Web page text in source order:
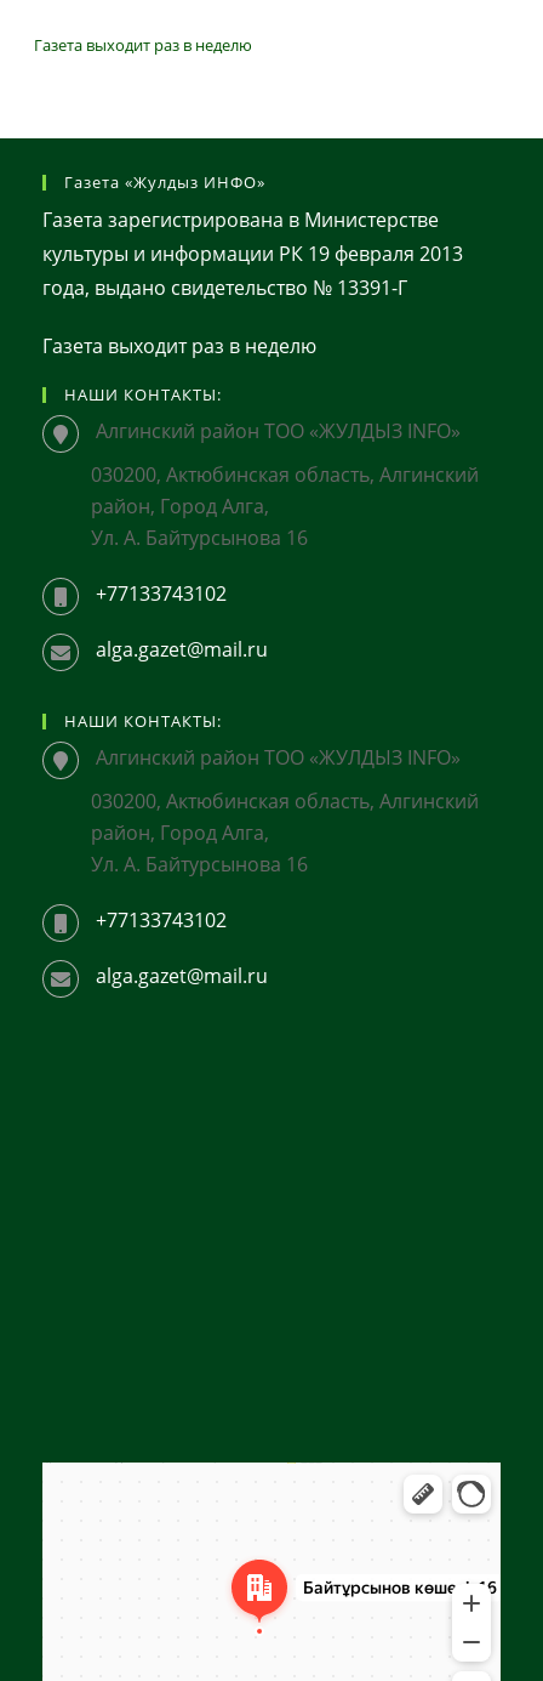
Газета выходит раз в неделю
Газета «Жулдыз ИНФО»
Газета зарегистрирована в Министерстве
культуры и информации РК 19 февраля 2013
года, выдано свидетельство № 13391-Г
Газета выходит раз в неделю
НАШИ КОНТАКТЫ:
Алгинский район ТОО «ЖУЛДЫЗ INFO»
030200, Актюбинская область, Алгинский
район, Город Алга,
Ул. А. Байтурсынова 16
+77133743102
alga.gazet@mail.ru
НАШИ КОНТАКТЫ:
Алгинский район ТОО «ЖУЛДЫЗ INFO»
030200, Актюбинская область, Алгинский
район, Город Алга,
Ул. А. Байтурсынова 16
+77133743102
alga.gazet@mail.ru